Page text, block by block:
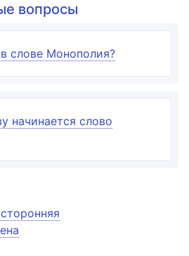
вопросы
слове Монополия?
начинается слово